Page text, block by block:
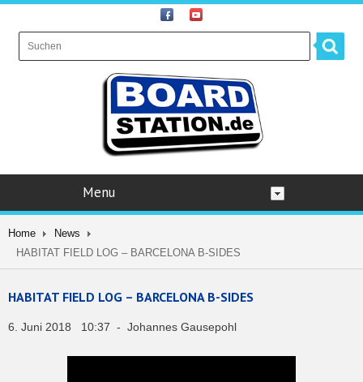
Menu
Home
News
HABITAT FIELD LOG – BARCELONA B-SIDES
HABITAT FIELD LOG – BARCELONA B-SIDES
6. Juni 2018 10:37 - Johannes Gausepohl